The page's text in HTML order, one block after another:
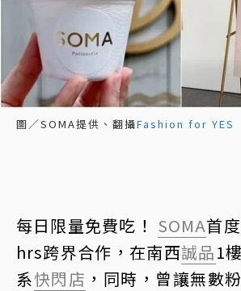
圖／SOMA提供、翻攝Fashion for YES
每日限量免費吃！ SOMA首
hrs跨界合作，在南西誠品1
系快閃店 ，同時，曾讓無數